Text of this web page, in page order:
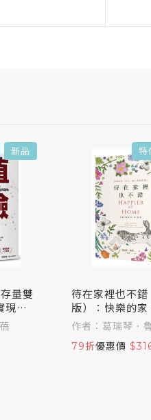
新品
量雙
現商
鍵
特
待在家裡也不錯
版）：快樂的家
個人的內在設計
作者：葛瑞琴．
79折優惠價